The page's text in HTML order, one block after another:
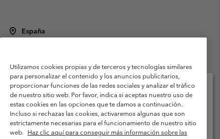
España
Condiciones de uso
Terminos de Venta
Garantía
Política de Privacidad
Términos y condiciones del programa de miembros
Términos De Uso Del Contenido Generado Por Los Usuarios
Impressum
Cookies Public CBCR
Utilizamos cookies propias y de terceros y tecnologías similares
para personalizar el contenido y los anuncios publicitarios,
proporcionar funciones de las redes sociales y analizar el tráfico
de nuestro sitio web. Por favor, indica si aceptas nuestro uso de
estas cookies en las opciones que te damos a continuación.
Incluso si rechazas las cookies, activaremos algunas que son
estrictamente necesarias para el funcionamiento de nuestro sitio
web. Haz clic aquí para conseguir más información sobre las
Selecciona tu país e idioma envío
Compras en línea disponibles